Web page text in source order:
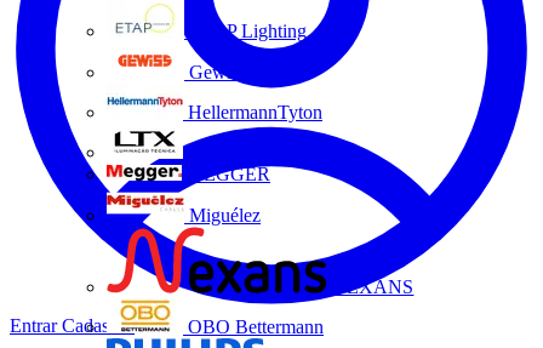
ETAP Lighting
Gewiss
HellermannTyton
MEGGER
Miguélez
NEXANS
OBO Bettermann
EntrarCadastrar